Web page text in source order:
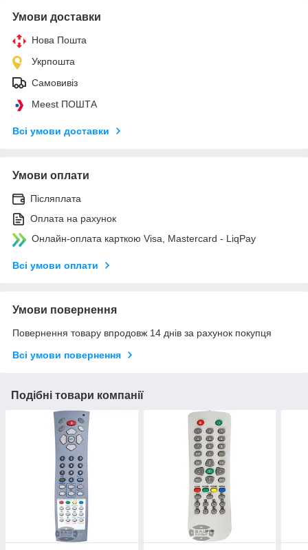
Умови доставки
Нова Пошта
Укрпошта
Самовивіз
Meest ПОШТА
Всі умови доставки
Умови оплати
Післяплата
Оплата на рахунок
Онлайн-оплата карткою Visa, Mastercard - LiqPay
Всі умови оплати
Умови повернення
Повернення товару впродовж 14 днів за рахунок покупця
Всі умови повернення
Подібні товари компанії